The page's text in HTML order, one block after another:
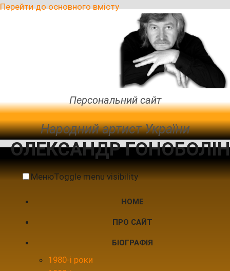
Перейти до основного вмісту
Персональний сайт
Народний артист України
ОЛЕКСАНДР ГОНОБОЛІН
МенюToggle menu visibility
HOME
ПРО САЙТ
БІОГРАФІЯ
1980-і роки